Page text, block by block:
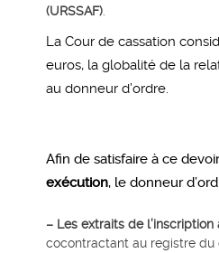
(URSSAF)
La Cour de cassation
euros, la globalité de la
au donneur d’ordre.
Afin de satisfaire à ce
exécution, le donneur
– Les extraits de
cocontractant au registre du